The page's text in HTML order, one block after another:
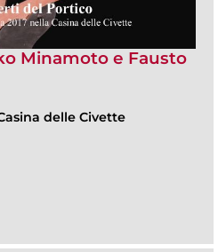
Minamoto e Fausto
delle Civette